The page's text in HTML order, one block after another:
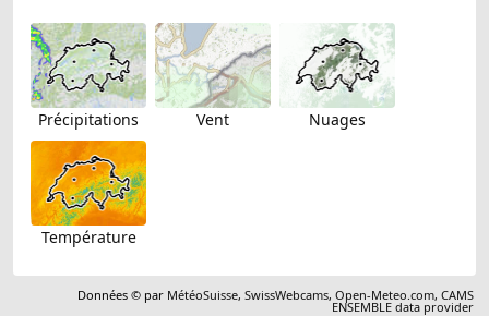
Précipitations Vent Nuages
Température
Données © par MétéoSuisse,SwissWebcams,Open-Meteo.com,CAMS
ENSEMBLE data provider